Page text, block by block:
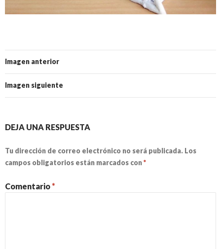
Imagen anterior
Imagen siguiente
DEJA UNA RESPUESTA
Tu dirección de correo electrónico no será publicada. Los
campos obligatorios están marcados con*
Comentario *